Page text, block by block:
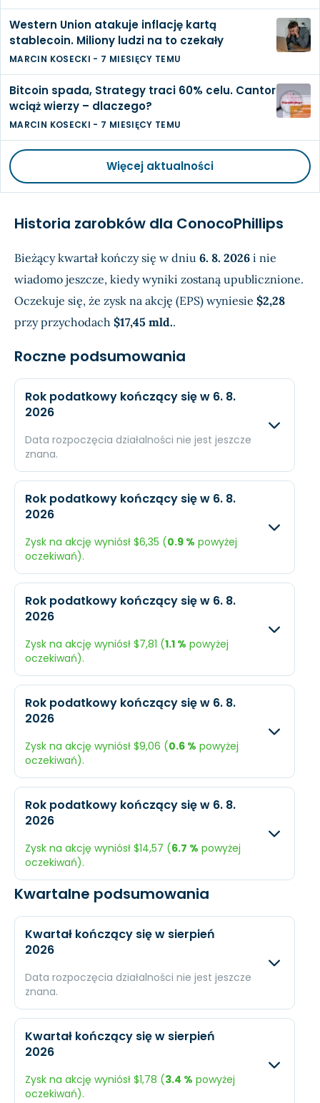
Western Union atakuje inflację kartą
stablecoin. Miliony ludzi na to czekały
MARCIN KOSECKI - 7 MIESIĘCY TEMU
Bitcoin spada, Strategy traci 60% celu. Cantor
wciąż wierzy – dlaczego?
MARCIN KOSECKI - 7 MIESIĘCY TEMU
Więcej aktualności
Historia zarobków dla ConocoPhillips
Bieżący kwartał kończy się w dniu 6. 8. 2026 i nie
wiadomo jeszcze, kiedy wyniki zostaną upublicznione.
Oczekuje się, że zysk na akcję (EPS) wyniesie $2,28
przy przychodach $17,45 mld..
Roczne podsumowania
Rok podatkowy kończący się w 6. 8.
2026
Data rozpoczęcia działalności nie jest jeszcze
znana.
Przychody
Dochód $11,69 mld.
EPS $9,61 N/A
Rok podatkowy kończący się w 6. 8.
2026
Zysk na akcję wyniósł $6,35 (0.9 % powyżej
oczekiwań).
Przychody
Dochód $7,93 mld.
EPS $6,29
Rok podatkowy kończący się w 6. 8.
2026
Zysk na akcję wyniósł $7,81 (1.1 % powyżej
oczekiwań).
Przychody
Dochód $9,73 mld.
EPS $7,72 $7,81
Rok podatkowy kończący się w 6. 8.
2026
Zysk na akcję wyniósł $9,06 (0.6 % powyżej
oczekiwań).
Przychody
Dochód $10,65 mld.
EPS $9,01
Rok podatkowy kończący się w 6. 8.
2026
Zysk na akcję wyniósł $14,57 (6.7 % powyżej
oczekiwań).
Oczekiwany
Przychody $79,87 mld.
EPS
Kwartalne podsumowania
Kwartał kończący się w sierpień
2026
Data rozpoczęcia działalności nie jest jeszcze
znana.
Przychody
Dochód $2,79 mld.
Kwartał kończący się w sierpień
2026
Zysk na akcję wyniósł $1,78 (3.4 % powyżej
oczekiwań).